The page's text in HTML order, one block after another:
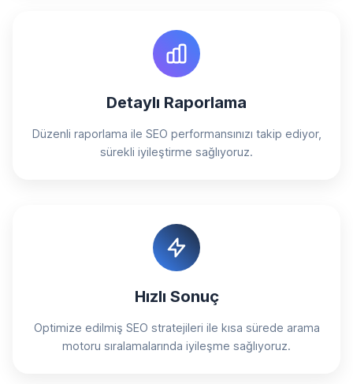
Detaylı Raporlama
Düzenli raporlama ile SEO performansınızı takip ediyor,
sürekli iyileştirme sağlıyoruz.
Hızlı Sonuç
Optimize edilmiş SEO stratejileri ile kısa sürede arama
motoru sıralamalarında iyileşme sağlıyoruz.